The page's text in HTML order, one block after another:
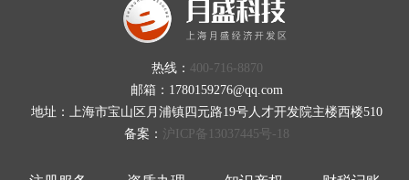
热线： 400-716-8870
邮箱：1780159276@qq.com
地址：上海市宝山区月浦镇四元路19号人才开发院主楼西楼510
备案： 沪ICP备13037445号-18